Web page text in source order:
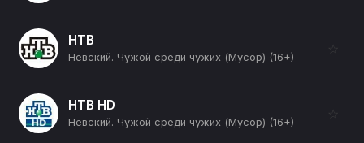
НТВ
Невский. Чужой среди чужих (Мусор) (16+)
☆
НТВ HD
Невский. Чужой среди чужих (Мусор) (16+)
☆